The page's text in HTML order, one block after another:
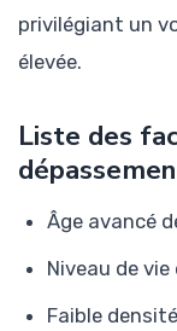
privilégiant un
élevée.
Liste des
Âge avancé
Niveau de
Faible